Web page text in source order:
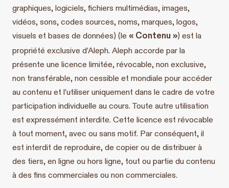
graphiques, logiciels, fichiers multimédias, images,
vidéos, sons, codes sources, noms, marques, logos,
visuels et bases de données) (le « Contenu ») est la
propriété exclusive d’Aleph. Aleph accorde par la
présente une licence limitée, révocable, non exclusive,
non transférable, non cessible et mondiale pour accéder
au contenu et l’utiliser uniquement dans le cadre de votre
participation individuelle au cours. Toute autre utilisation
est expressément interdite. Cette licence est révocable
à tout moment, avec ou sans motif. Par conséquent, il
est interdit de reproduire, de copier ou de distribuer à
des tiers, en ligne ou hors ligne, tout ou partie du contenu
à des fins commerciales ou non commerciales.